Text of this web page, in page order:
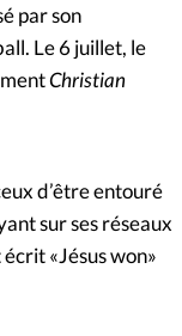
par son
Le 6 juillet, le
Christian
d’être entouré
sur ses réseaux
«Jésus won»